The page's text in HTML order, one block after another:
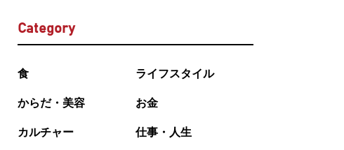
Category
食 ライフスタイル
からだ・美容 お金
カルチャー 仕事・人生